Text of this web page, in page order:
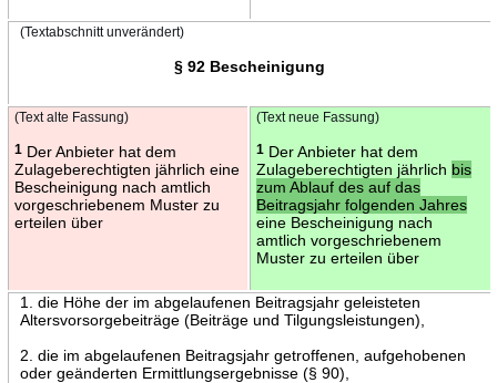
(Textabschnitt unverändert)
§ 92 Bescheinigung
(Text alte Fassung)
1Der Anbieter hat dem
Zulageberechtigten jährlich eine
Bescheinigung nach amtlich
vorgeschriebenem Muster zu
erteilen über
(Text neue Fassung)
1Der Anbieter hat dem
Zulageberechtigten jährlich bis
zum Ablauf des auf das
Beitragsjahr folgenden Jahres
eine Bescheinigung nach
amtlich vorgeschriebenem
Muster zu erteilen über
1. die Höhe der im abgelaufenen Beitragsjahr geleisteten
Altersvorsorgebeiträge (Beiträge und Tilgungsleistungen),
2. die im abgelaufenen Beitragsjahr getroffenen, aufgehobenen
oder geänderten Ermittlungsergebnisse (§ 90),